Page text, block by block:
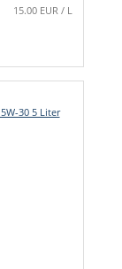
15.00 EUR / L